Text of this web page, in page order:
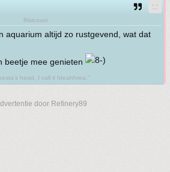
Risicovol
aquarium altijd zo rustgevend, wat dat
beetje mee genieten
head, I call it Ideahhrea."
door Refinery89